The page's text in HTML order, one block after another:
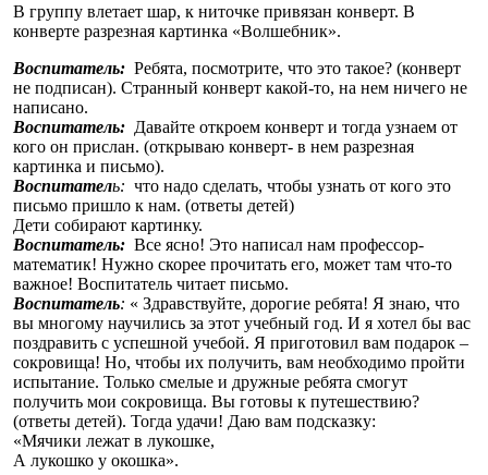
В группу влетает шар, к ниточке привязан конверт. В
конверте разрезная картинка «Волшебник».
Воспитатель: Ребята, посмотрите, что это такое? (конверт
не подписан). Странный конверт какой-то, на нем ничего не
написано.
Воспитатель: Давайте откроем конверт и тогда узнаем от
кого он прислан. (открываю конверт- в нем разрезная
картинка и письмо).
Воспитатель: что надо сделать, чтобы узнать от кого это
письмо пришло к нам. (ответы детей)
Дети собирают картинку.
Воспитатель: Все ясно! Это написал нам профессор-
математик! Нужно скорее прочитать его, может там что-то
важное! Воспитатель читает письмо.
Воспитатель: « Здравствуйте, дорогие ребята! Я знаю, что
вы многому научились за этот учебный год. И я хотел бы вас
поздравить с успешной учебой. Я приготовил вам подарок –
сокровища! Но, чтобы их получить, вам необходимо пройти
испытание. Только смелые и дружные ребята смогут
получить мои сокровища. Вы готовы к путешествию?
(ответы детей). Тогда удачи! Даю вам подсказку:
«Мячики лежат в лукошке,
А лукошко у окошка».